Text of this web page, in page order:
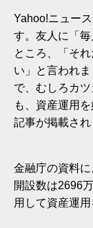
Yahoo!ニュー
す。友人に「
ところ、「そ
い」と言われ
で、むしろカ
も、資産運用
記事が掲載され
金融庁の資料
開設数は2696
用して資産運用